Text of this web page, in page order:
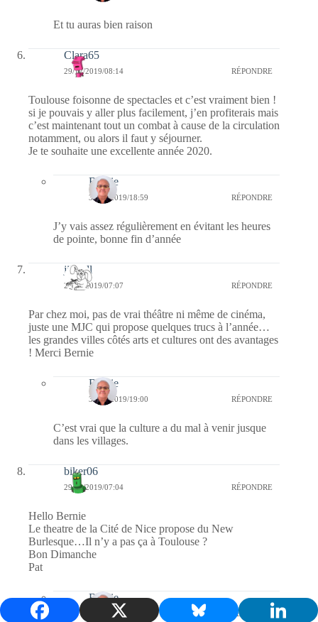
Et tu auras bien raison
Clara65
29/12/2019/08:14 RÉPONDRE
Toulouse foisonne de spectacles et c’est vraiment bien !
si je pouvais y aller plus facilement, j’en profiterais mais
c’est maintenant tout un combat à cause de la circulation
notamment, ou alors il faut y séjourner.
Je te souhaite une excellente année 2020.
Bernie
30/12/2019/18:59 RÉPONDRE
J’y vais assez régulièrement en évitant les heures
de pointe, bonne fin d’année
jill bill
29/12/2019/07:07 RÉPONDRE
Par chez moi, pas de vrai théâtre ni même de cinéma,
juste une MJC qui propose quelques trucs à l’année…
les grandes villes côtés arts et cultures ont des avantages
! Merci Bernie
Bernie
30/12/2019/19:00 RÉPONDRE
C’est vrai que la culture a du mal à venir jusque
dans les villages.
biker06
29/12/2019/07:04 RÉPONDRE
Hello Bernie
Le theatre de la Cité de Nice propose du New
Burlesque…Il n’y a pas ça à Toulouse ?
Bon Dimanche
Pat
Bernie
30/12/2019/19:00 RÉPONDRE